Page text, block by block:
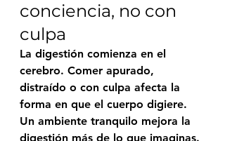
conciencia, no con
culpa
La digestión comienza en el
cerebro. Comer apurado,
distraído o con culpa afecta la
forma en que el cuerpo digiere.
Un ambiente tranquilo mejora la
digestión más de lo que imaginas.